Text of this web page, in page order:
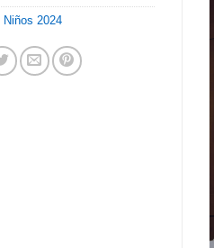
Niños 2024